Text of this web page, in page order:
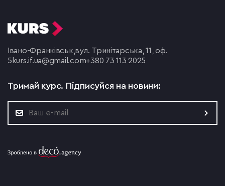
Івано-Франківськ,вул. Тринітарська, 11, оф.
5 kurs.if.ua@gmail.com+380 73 113 2025
Тримай курс. Підписуйся на новини: